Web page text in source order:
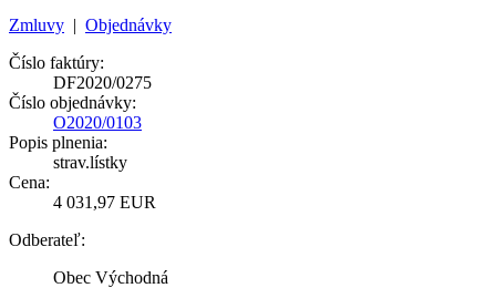
Zmluvy | Objednávky
Číslo faktúry:
DF2020/0275
Číslo objednávky:
O2020/0103
Popis plnenia:
strav.lístky
Cena:
4 031,97 EUR
Odberateľ:
Obec Východná